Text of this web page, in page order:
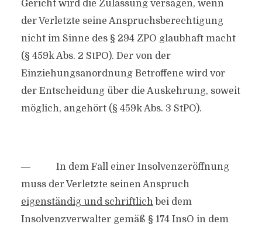
Gericht wird die Zulassung versagen, wenn
der Verletzte seine Anspruchsberechtigung
nicht im Sinne des § 294 ZPO glaubhaft macht
(§ 459k Abs. 2 StPO). Der von der
Einziehungsanordnung Betroffene wird vor
der Entscheidung über die Auskehrung, soweit
möglich, angehört (§ 459k Abs. 3 StPO).
― In dem Fall einer Insolvenzeröffnung
muss der Verletzte seinen Anspruch
eigenständig und schriftlichbei dem
Insolvenzverwalter gemäß § 174 InsO in dem